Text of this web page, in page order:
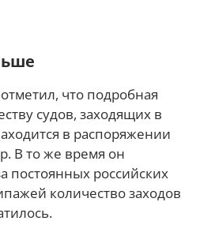
что подробная
судов, заходящих в
в распоряжении
В то же время он
постоянных российских
количество заходов